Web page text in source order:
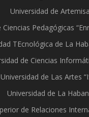
Universidad de Artemisa
Pedagógicas
TEcnológica de La
de Ciencias
Universidad de Las Artes
Universidad de La
de Relaciones